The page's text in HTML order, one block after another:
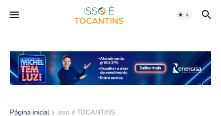
Página inicial isso é TOCANTINS